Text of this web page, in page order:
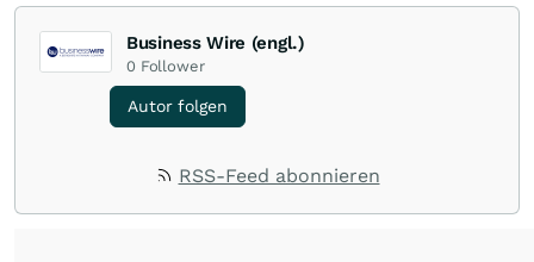
Business Wire (engl.)
0 Follower
Autor folgen
RSS-Feed abonnieren